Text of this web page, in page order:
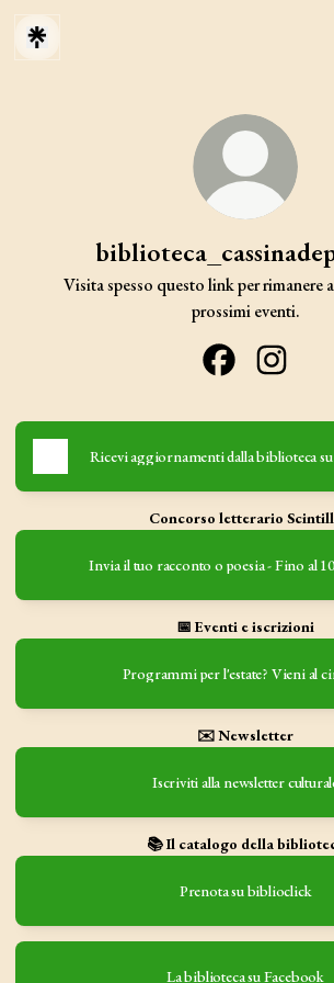
Visita spesso questo link per rimanere
prossimi eventi.
Ricevi aggiornamenti dalla biblioteca
Concorso letterario
Invia il tuo racconto o poesia - Fino al
📅 Eventi e iscrizioni
Programmi per l'estate? Vieni al
✉️ Newsletter
Iscriviti alla newsletter
📚 Il catalogo della
Prenota su biblioclick
La biblioteca su Facebook